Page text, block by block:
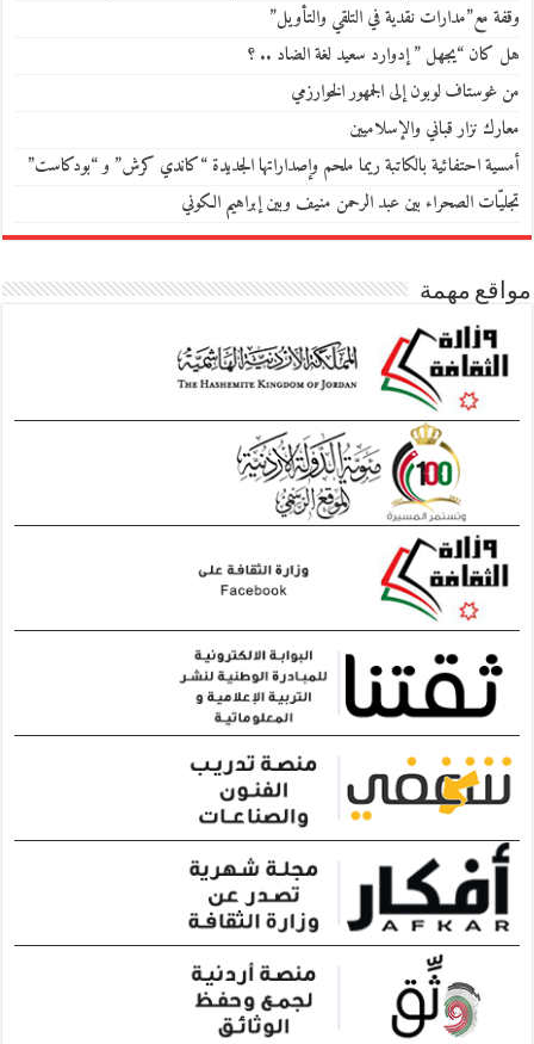
وقفة مع”مدارات نقدية في التلقي والتأويل”
هل كان “يجهل ” إدوارد سعيد لغة الضاد .. ؟
من غوستاف لوبون إلى الجمهور الخوارزمي
معارك نزار قباني والإسلاميين
أمسية احتفائية بالكاتبة ريما ملحم وإصداراتها الجديدة “كاندي كرش” و “بودكاست”
تجليّات الصحراء بين عبد الرحمن منيف وبين إبراهيم الكوني
مواقع مهمة